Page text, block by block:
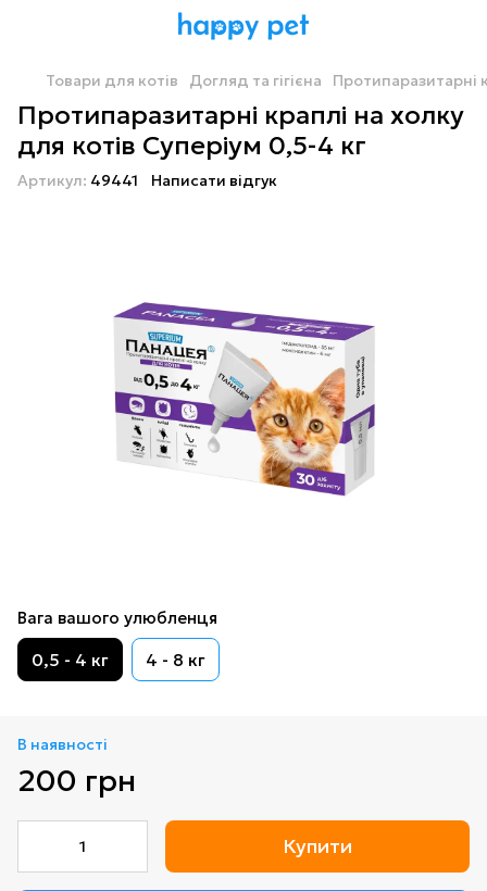
Товари для котів Догляд та гігієна Протипаразитарні
Протипаразитарні краплі на холку
для котів Суперіум 0,5-4 кг
Артикул: 49441 Написати відгук
Вага вашого улюбленця
0,5 - 4 кг 4 - 8 кг
В наявності
200 грн
Купити